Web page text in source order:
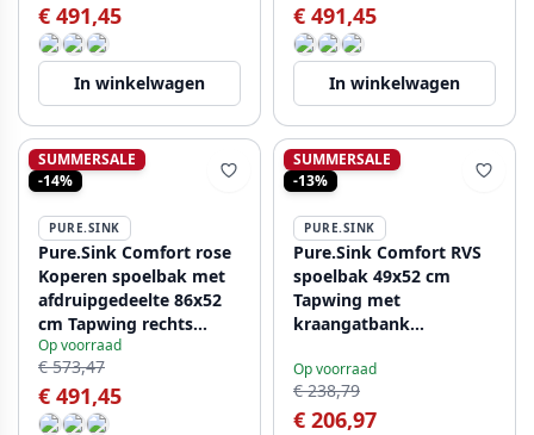
€ 491,45
In winkelwagen
€ 491,45
In winkelwagen
SUMMERSALE
-14%
PURE.SINK
Pure.Sink Comfort rose
Koperen spoelbak met
afdruipgedeelte 86x52
cm Tapwing rechts
PEX5086RT-62
Op voorraad
€ 573,47
€ 491,45
SUMMERSALE
-13%
PURE.SINK
Pure.Sink Comfort RVS
spoelbak 49x52 cm
Tapwing met
kraangatbank
Op voorraad
€ 238,79
€ 206,97